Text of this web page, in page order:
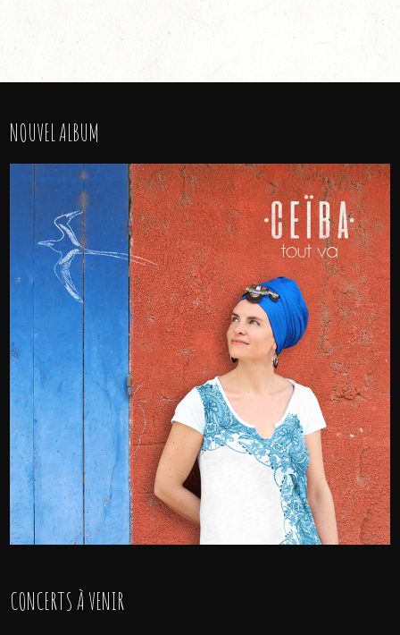
NOUVEL ALBUM
CONCERTS À VENIR